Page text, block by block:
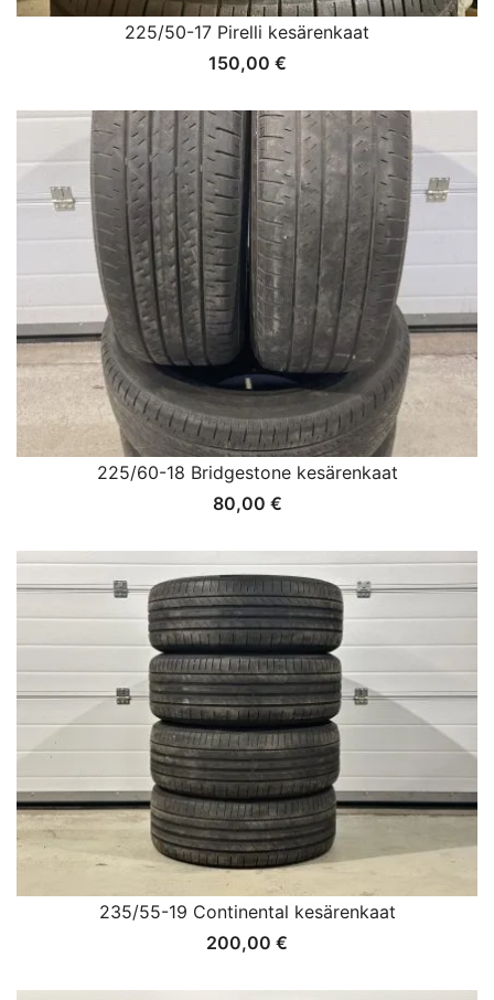
225/50-17 Pirelli kesärenkaat
150,00 €
225/60-18 Bridgestone kesärenkaat
80,00 €
235/55-19 Continental kesärenkaat
200,00 €